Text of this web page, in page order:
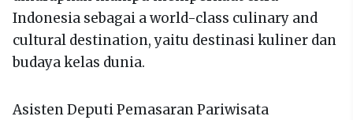
Indonesia sebagai a world-class culinary and
cultural destination, yaitu destinasi kuliner dan
budaya kelas dunia.
Asisten Deputi Pemasaran Pariwisata